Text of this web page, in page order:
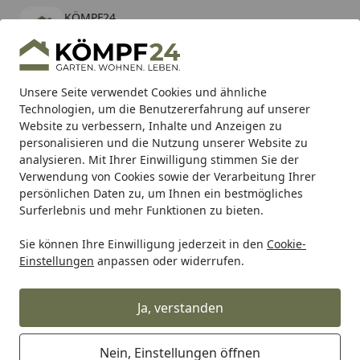
Unsere Seite verwendet Cookies und ähnliche
Technologien, um die Benutzererfahrung auf unserer
Website zu verbessern, Inhalte und Anzeigen zu
personalisieren und die Nutzung unserer Website zu
analysieren. Mit Ihrer Einwilligung stimmen Sie der
Verwendung von Cookies sowie der Verarbeitung Ihrer
persönlichen Daten zu, um Ihnen ein bestmögliches
Surferlebnis und mehr Funktionen zu bieten.
Sie können Ihre Einwilligung jederzeit in den Cookie-
Einstellungen anpassen oder widerrufen.
Ja, verstanden
Nein, Einstellungen öffnen
KÖMPF24
kostenlos - Im App Store
Hotline
Alle Produkte
Mein Konto
Suchen
Karibu Pools inkl. gratis Sandfilteranlage & Pool-
Starterset (Gesamtwert bis 468,99€)
Startseite
Alles für den Garten Gartenhaus Grillkotas
Liebenstein Saunaaufguss "Auszeit
" Orange, Zitrone & Ingwer - 100 ml